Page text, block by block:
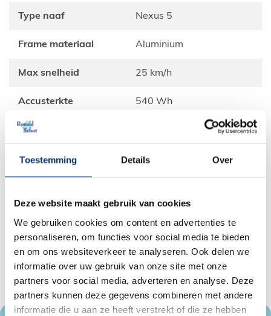
Toestemming Details Over
Deze website maakt gebruik van cookies
We gebruiken cookies om content en advertenties te
personaliseren, om functies voor social media te bieden
en om ons websiteverkeer te analyseren. Ook delen we
informatie over uw gebruik van onze site met onze
partners voor social media, adverteren en analyse. Deze
partners kunnen deze gegevens combineren met andere
informatie die u aan ze heeft verstrekt of die ze hebben
Type naaf Nexus 5
Frame materiaal Aluminium
Max snelheid 25 km/h
Accusterkte 540 Wh
Gewicht
Kleur
Metallic orange mat of
Bijpassende accessoires